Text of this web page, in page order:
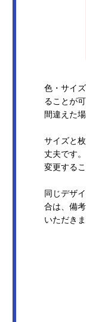
色・サイ
ることが可
間違えた
サイズと
丈夫です
変更する
同じデザ
合は、備
いただきま